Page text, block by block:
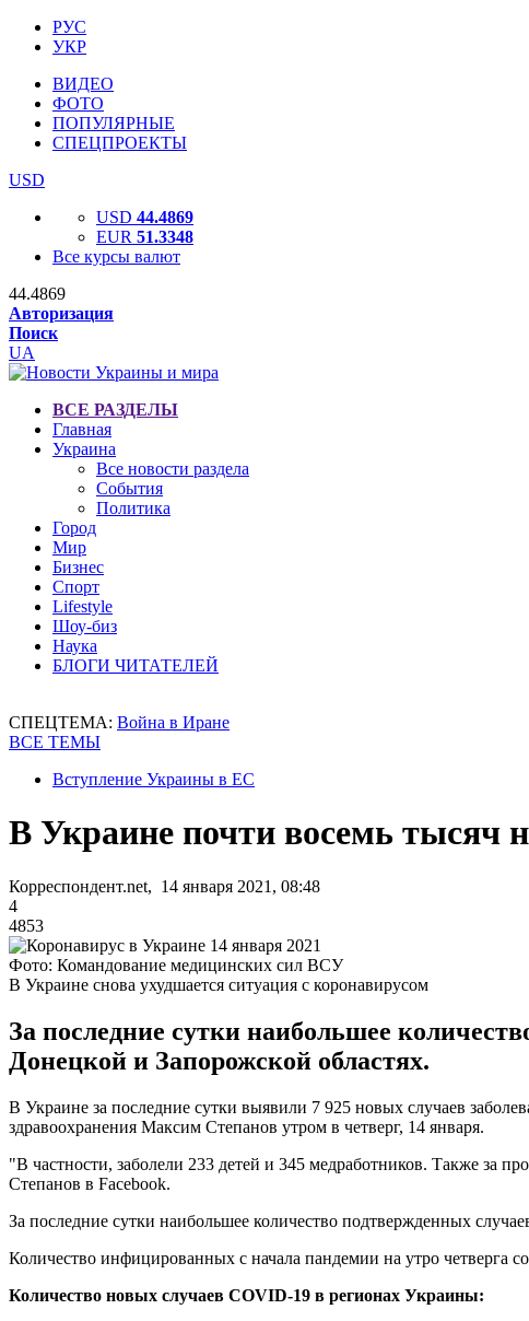
РУС
УКР
ВИДЕО
ФОТО
ПОПУЛЯРНЫЕ
СПЕЦПРОЕКТЫ
USD
USD 44.4869
EUR 51.3348
Все курсы валют
44.4869
Авторизация
Поиск
UA
ВСЕ РАЗДЕЛЫ
Главная
Украина
Все новости раздела
События
Политика
Город
Мир
Бизнес
Спорт
Lifestyle
Шоу-биз
Наука
БЛОГИ ЧИТАТЕЛЕЙ
СПЕЦТЕМА: Война в Иране
ВСЕ ТЕМЫ
Вступление Украины в ЕС
В Украине почти восемь тысяч
Корреспондент.net, 14 января 2021, 08:48
4
4853
Фото: Командование медицинских сил ВСУ
В Украине снова ухудшается ситуация с коронавирусом
За последние сутки наибольшее
Донецкой и Запорожской областях.
В Украине за последние сутки выявили 7 925 новых случаев
здравоохранения Максим Степанов утром в четверг, 14 января.
"В частности, заболели 233 детей и 345 медработников. Также за
Степанов в Facebook.
За последние сутки наибольшее количество подтвержденных
Количество инфицированных с начала пандемии на утро четверга
Количество новых случаев COVID-19 в регионах Украины: